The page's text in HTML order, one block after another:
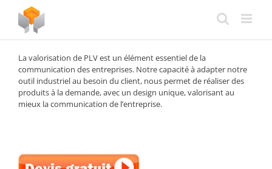
contenu
La valorisation de PLV est un élément essentiel de la
communication des entreprises. Notre capacité à adapter notre
outil industriel au besoin du client, nous permet de réaliser des
produits à la demande, avec un design unique, valorisant au
mieux la communication de l’entreprise.